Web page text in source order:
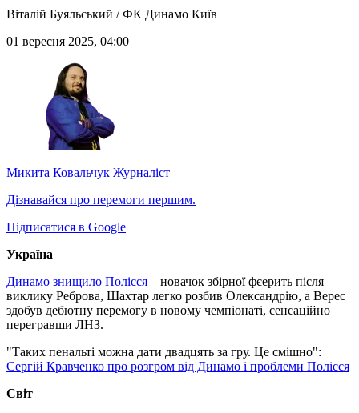
Віталій Буяльський / ФК Динамо Київ
01 вересня 2025, 04:00
Микита Ковальчук Журналіст
Дізнавайся про перемоги першим.
Підписатися в Google
Україна
Динамо знищило Полісся – новачок збірної фєерить після
виклику Реброва, Шахтар легко розбив Олександрію, а Верес
здобув дебютну перемогу в новому чемпіонаті, сенсаційно
перегравши ЛНЗ.
"Таких пенальті можна дати двадцять за гру. Це смішно":
Сергій Кравченко про розгром від Динамо і проблеми Полісся
Світ